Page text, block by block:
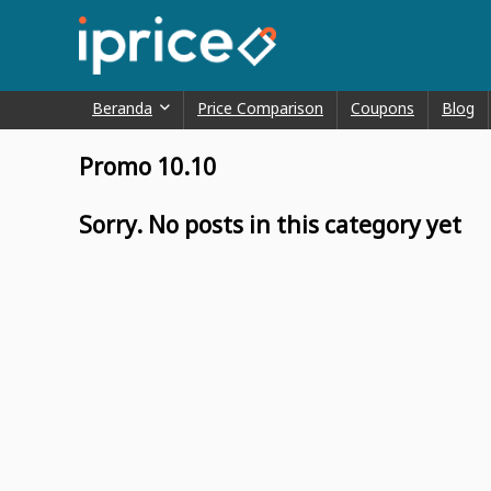
Beranda Price Comparison Coupons Blog
Promo 10.10
Sorry. No posts in this category yet